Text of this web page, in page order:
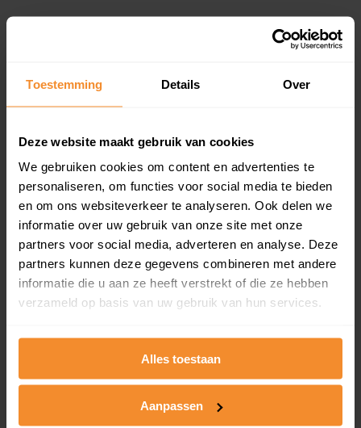
Toestemming Details Over
Deze website maakt gebruik van cookies
We gebruiken cookies om content en advertenties te
personaliseren, om functies voor social media te bieden
en om ons websiteverkeer te analyseren. Ook delen we
informatie over uw gebruik van onze site met onze
partners voor social media, adverteren en analyse. Deze
partners kunnen deze gegevens combineren met andere
informatie die u aan ze heeft verstrekt of die ze hebben
verzameld op basis van uw gebruik van hun services.
Alles toestaan
Aanpassen
Type huishoudens
Eénpersoons
29%
Stel (geen kinderen)
46%
Gezin (met kinderen)
25%
Herkomst